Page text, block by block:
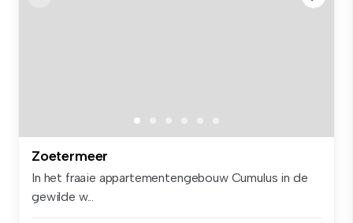
Zoetermeer
In het fraaie appartementengebouw Cumulus in de
gewilde w...